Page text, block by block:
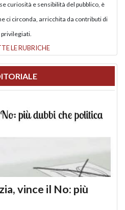
curiosità e sensibilità del pubblico, è
ci circonda, arricchita da contributi di
LE RUBRICHE
vince il No: più